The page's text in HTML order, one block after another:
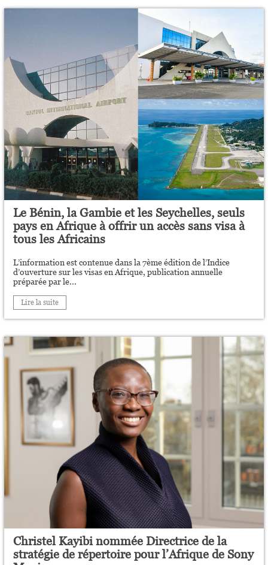
Le Bénin, la Gambie et les Seychelles, seuls
pays en Afrique à offrir un accès sans visa à
tous les Africains
L’information est contenue dans la 7ème édition de l’Indice
d’ouverture sur les visas en Afrique, publication annuelle
préparée par le...
Lire la suite
Christel Kayibi nommée Directrice de la
stratégie de répertoire pour l’Afrique de Sony